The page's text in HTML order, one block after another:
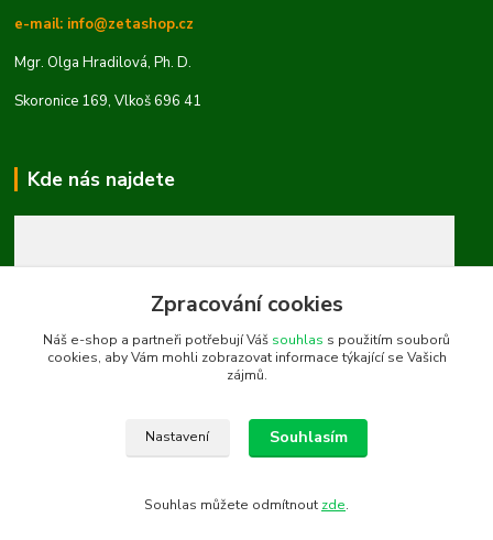
e-mail: info@zetashop.cz
Mgr. Olga Hradilová, Ph. D.
Skoronice 169, Vlkoš 696 41
Kde nás najdete
Zpracování cookies
Náš e-shop a partneři potřebují Váš souhlas s použitím souborů
cookies, aby Vám mohli zobrazovat informace týkající se Vašich
zájmů.
Nastavení Souhlasím
Souhlas můžete odmítnout zde.